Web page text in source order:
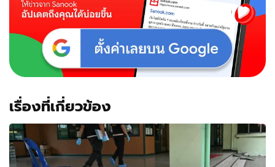
เรื่องที่เกี่ยวข้อง